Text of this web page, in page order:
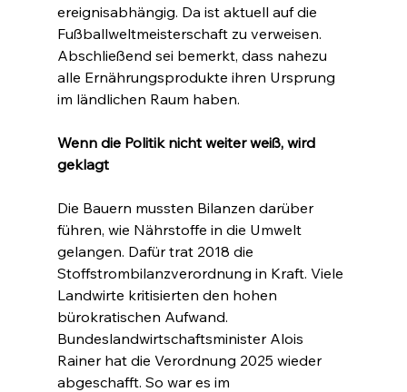
ereignisabhängig. Da ist aktuell auf die
Fußballweltmeisterschaft zu verweisen.
Abschließend sei bemerkt, dass nahezu
alle Ernährungsprodukte ihren Ursprung
im ländlichen Raum haben.
Wenn die Politik nicht weiter weiß, wird
geklagt
Die Bauern mussten Bilanzen darüber
führen, wie Nährstoffe in die Umwelt
gelangen. Dafür trat 2018 die
Stoffstrombilanzverordnung in Kraft. Viele
Landwirte kritisierten den hohen
bürokratischen Aufwand.
Bundeslandwirtschaftsminister Alois
Rainer hat die Verordnung 2025 wieder
abgeschafft. So war es im